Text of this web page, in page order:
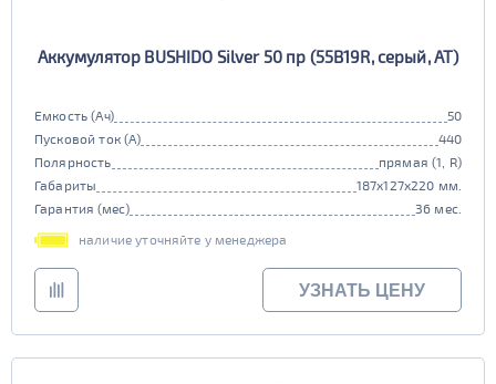
Аккумулятор BUSHIDO Silver 50 пр (55B19R, серый, AT)
Емкость (Ач)
50
Пусковой ток (А)
440
Полярность
прямая (1, R)
Габариты
187x127x220 мм.
Гарантия (мес)
36 мес.
наличие уточняйте у менеджера
УЗНАТЬ ЦЕНУ